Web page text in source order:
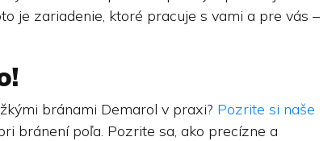
je zariadenie, ktoré pracuje s vami a pre vás –
bránami Demarol v praxi? Pozrite si naše
bránení poľa. Pozrite sa, ako precízne a